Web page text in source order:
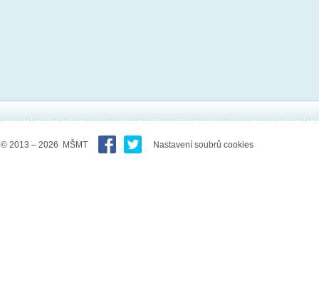
© 2013 – 2026 MŠMT Nastavení soubrů cookies